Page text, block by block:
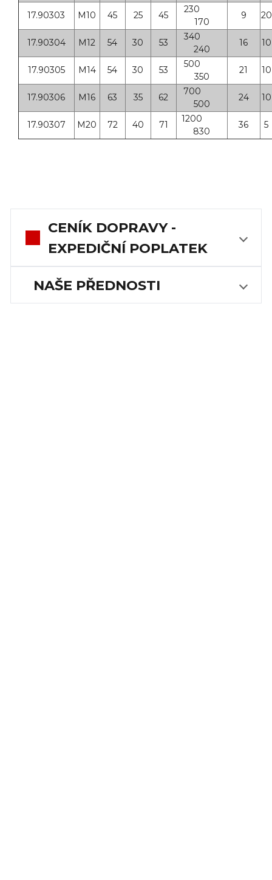
17.90303 M10 45 25 45
230
170
9 20
17.90304 M12 54 30 53
340
240
16 10
17.90305 M14 54 30 53
500
350
21 10
17.90306 M16 63 35 62
700
500
24 10
17.90307 M20 72 40 71
1200
830
36 5
CENÍK DOPRAVY -
EXPEDIČNÍ POPLATEK
NAŠE PŘEDNOSTI